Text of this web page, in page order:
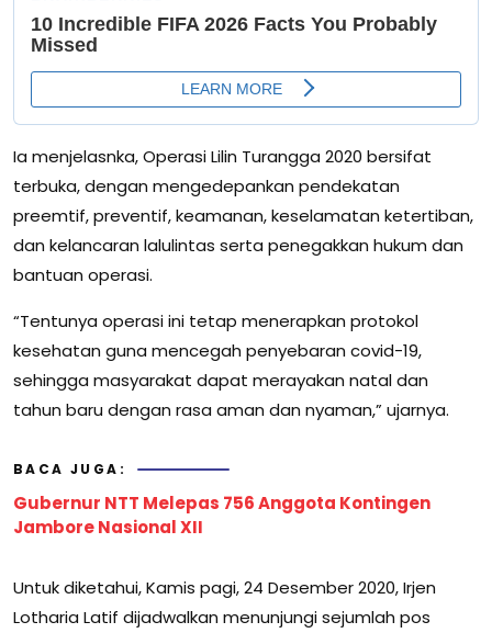
Ia menjelasnka, Operasi Lilin Turangga 2020 bersifat
terbuka, dengan mengedepankan pendekatan
preemtif, preventif, keamanan, keselamatan ketertiban,
dan kelancaran lalulintas serta penegakkan hukum dan
bantuan operasi.
“Tentunya operasi ini tetap menerapkan protokol
kesehatan guna mencegah penyebaran covid-19,
sehingga masyarakat dapat merayakan natal dan
tahun baru dengan rasa aman dan nyaman,” ujarnya.
BACA JUGA:
Gubernur NTT Melepas 756 Anggota Kontingen
Jambore Nasional XII
Untuk diketahui, Kamis pagi, 24 Desember 2020, Irjen
Lotharia Latif dijadwalkan menunjungi sejumlah pos